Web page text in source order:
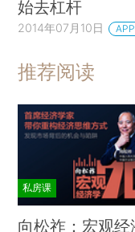
始去杠杆
2014年07月10日
推荐阅读
私房课
向松祚：宏观经